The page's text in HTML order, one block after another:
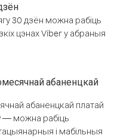
30 дзён можна рабіць
цэнах Viber у абраныя
абаненцкай
абаненцкай платай
— можна рабіць
і мабільныя